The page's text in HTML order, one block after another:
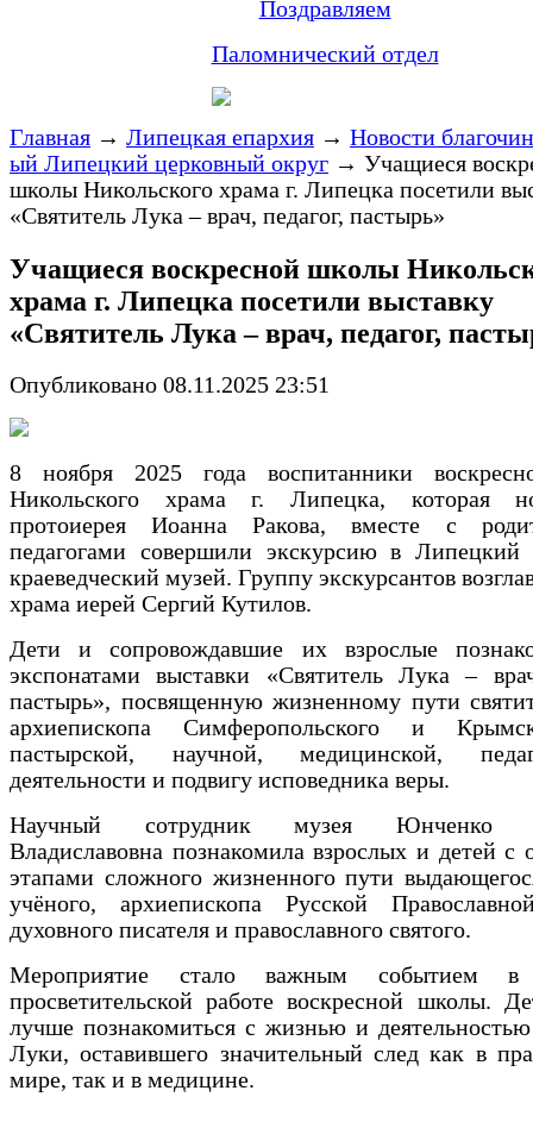
Поздравляем
Паломнический отдел
Главная → Липецкая епархия → Новости
ый Липецкий церковный округ → Учащиеся
школы Никольского храма г. Липецка посетили
«Святитель Лука – врач, педагог, пастырь»
Учащиеся воскресной школы
храма г. Липецка посетили выставку
«Святитель Лука – врач, педагог,
Опубликовано 08.11.2025 23:51
8 ноября 2025 года воспитанники
Никольского храма г. Липецка, которая
протоиерея Иоанна Ракова, вместе с
педагогами совершили экскурсию в Липецкий
краеведческий музей. Группу экскурсантов
храма иерей Сергий Кутилов.
Дети и сопровождавшие их взрослые
экспонатами выставки «Святитель Лука –
пастырь», посвященную жизненному пути
архиепископа Симферопольского и
пастырской, научной, медицинской,
деятельности и подвигу исповедника веры.
Научный сотрудник музея Юнченко
Владиславовна познакомила взрослых и детей с
этапами сложного жизненного пути
учёного, архиепископа Русской
духовного писателя и православного святого.
Мероприятие стало важным событием в
просветительской работе воскресной школы.
лучше познакомиться с жизнью и деятельностью
Луки, оставившего значительный след как в
мире, так и в медицине.